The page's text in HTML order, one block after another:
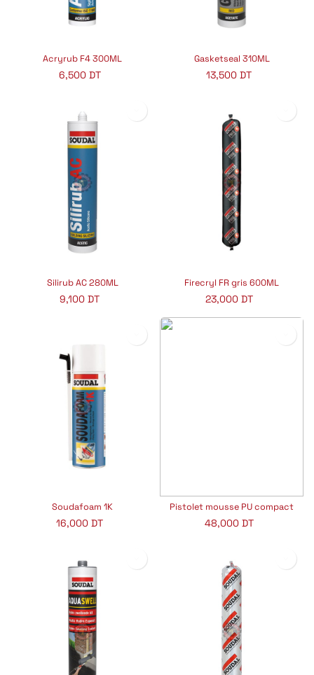
Acryrub F4 300ML
6,500DT
Gasketseal 310ML
13,500 DT
Silirub AC 280ML
9,100 DT
Firecryl FR gris 600ML
23,000DT
Soudafoam 1K
16,000 DT
Pistolet mousse PU compact
48,000DT